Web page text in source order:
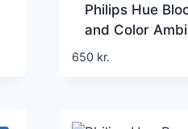
Philips Hue
and Color
Bordlampe Hvid
650 kr.